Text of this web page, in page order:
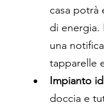
casa potrà
di energia.
una
tapparelle
Impianto
doccia e